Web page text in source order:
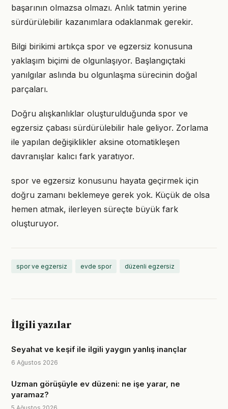
başarının olmazsa olmazı. Anlık tatmin yerine
sürdürülebilir kazanımlara odaklanmak gerekir.
Bilgi birikimi artıkça spor ve egzersiz konusuna
yaklaşım biçimi de olgunlaşıyor. Başlangıçtaki
yanılgılar aslında bu olgunlaşma sürecinin doğal
parçaları.
Doğru alışkanlıklar oluşturulduğunda spor ve
egzersiz çabası sürdürülebilir hale geliyor. Zorlama
ile yapılan değişiklikler aksine otomatikleşen
davranışlar kalıcı fark yaratıyor.
spor ve egzersiz konusunu hayata geçirmek için
doğru zamanı beklemeye gerek yok. Küçük de olsa
hemen atmak, ilerleyen süreçte büyük fark
oluşturuyor.
spor ve egzersiz evde spor düzenli egzersiz
İlgili yazılar
Seyahat ve keşif ile ilgili yaygın yanlış inançlar
6 Ağustos 2026
Uzman görüşüyle ev düzeni: ne işe yarar, ne
yaramaz?